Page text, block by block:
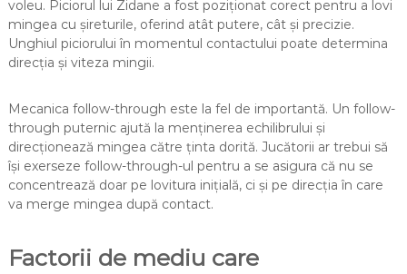
voleu. Piciorul lui Zidane a fost poziționat corect pentru a lovi
mingea cu șireturile, oferind atât putere, cât și precizie.
Unghiul piciorului în momentul contactului poate determina
direcția și viteza mingii.
Mecanica follow-through este la fel de importantă. Un follow-
through puternic ajută la menținerea echilibrului și
direcționează mingea către ținta dorită. Jucătorii ar trebui să
își exerseze follow-through-ul pentru a se asigura că nu se
concentrează doar pe lovitura inițială, ci și pe direcția în care
va merge mingea după contact.
Factorii de mediu care